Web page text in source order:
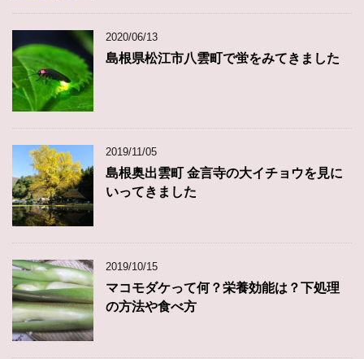
2020/06/13
島根県松江市八雲町で蛍をみてきました
2019/11/05
島根奥出雲町 金言寺の大イチョウを見に
いってきました
2019/10/15
マコモダケって何？栄養効能は？下処理
の方法や食べ方